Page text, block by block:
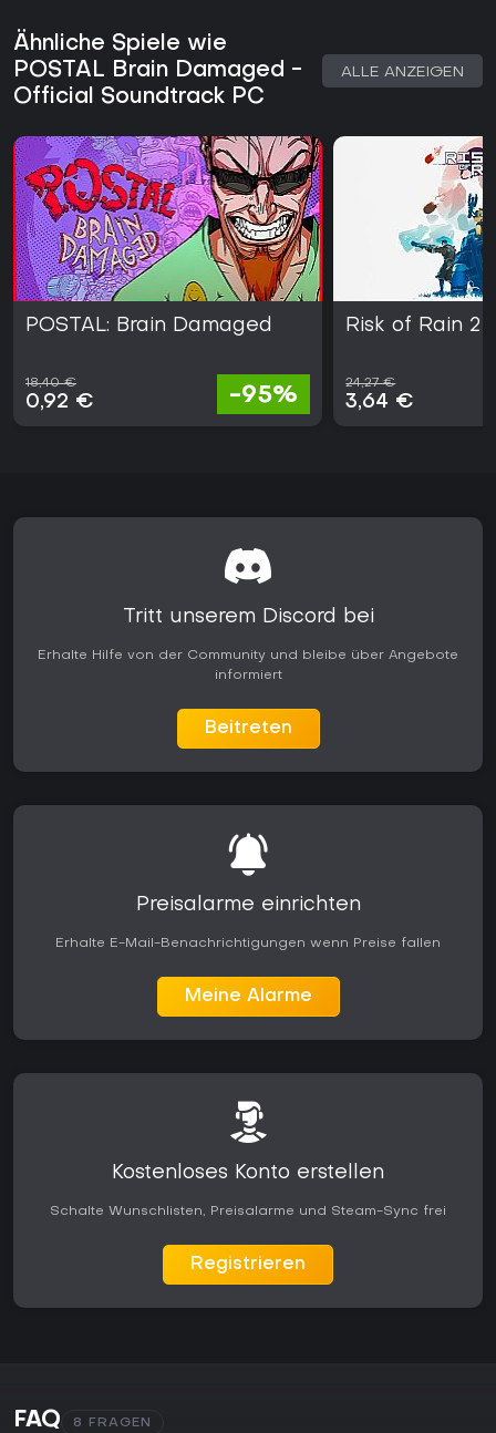
Ähnliche Spiele wie
POSTAL Brain Damaged -
Official Soundtrack PC
ALLE ANZEIGEN
POSTAL: Brain Damaged
18,40 €
0,92 € -95%
Risk of Rain 2
24,27 €
3,64 €
Tritt unserem Discord bei
Erhalte Hilfe von der Community und bleibe über Angebote
informiert
Beitreten
Preisalarme einrichten
Erhalte E-Mail-Benachrichtigungen wenn Preise fallen
Meine Alarme
Kostenloses Konto erstellen
Schalte Wunschlisten, Preisalarme und Steam-Sync frei
Registrieren
FAQ 8 FRAGEN